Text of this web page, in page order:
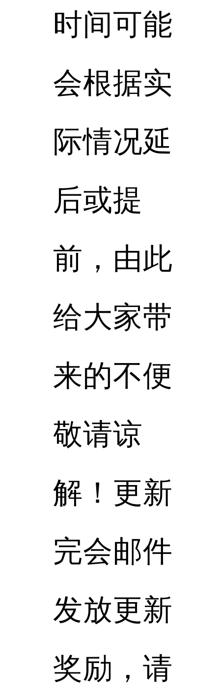
时间可能
会根据实
际情况延
后或提
前，由此
给大家带
来的不便
敬请谅
解！更新
完会邮件
发放更新
奖励，请